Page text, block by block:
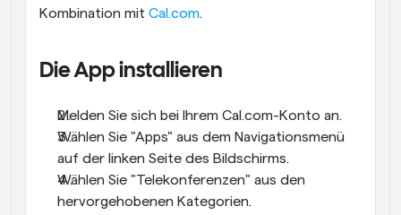
Kombination mit Cal.com.
Die App installieren
Melden Sie sich bei Ihrem Cal.com-Konto an.
Wählen Sie "Apps" aus dem Navigationsmenü
auf der linken Seite des Bildschirms.
Wählen Sie "Telekonferenzen" aus den
hervorgehobenen Kategorien.